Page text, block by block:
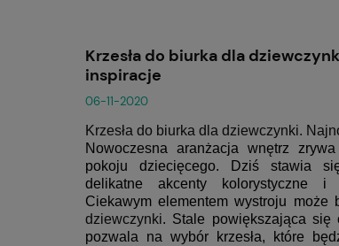
Krzesła do biurka dla
inspiracje
06-11-2020
Krzesła do biurka dla dziewczynki.
Nowoczesna aranżacja wnętrz
pokoju dziecięcego. Dziś stawia
delikatne akcenty kolorystyczne i
Ciekawym elementem wystroju może
dziewczynki. Stale powiększająca się
pozwala na wybór krzesła, które